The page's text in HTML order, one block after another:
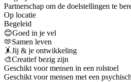
Partnerschap om de doelstellingen te
Op locatie
Begeleid
😊Goed in je vel
🫶Samen leven
🤸Jij & je ontwikkeling
🎨Creatief bezig zijn
Geschikt voor mensen in een rolstoel
Geschikt voor mensen met een